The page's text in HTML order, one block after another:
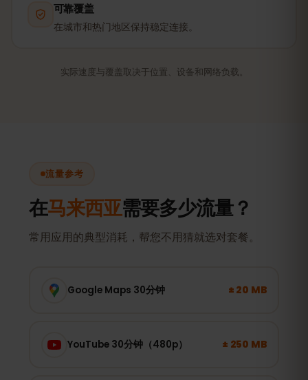
可靠覆盖
在城市和热门地区保持稳定连接。
实际速度与覆盖取决于位置、设备和网络负载。
流量参考
在马来西亚需要多少流量？
常用应用的典型消耗，帮您不用猜就选对套餐。
Google Maps 30分钟 ± 20 MB
YouTube 30分钟（480p） ± 250 MB